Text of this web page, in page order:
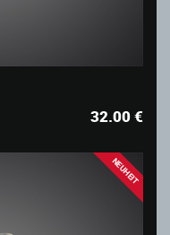
32.00€
NEUHEIT